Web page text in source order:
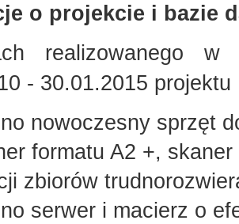
o projekcie i bazie
realizowanego w
- 30.01.2015 projektu
nowoczesny sprzęt
formatu A2 +,
zbiorów
serwer i macierz o